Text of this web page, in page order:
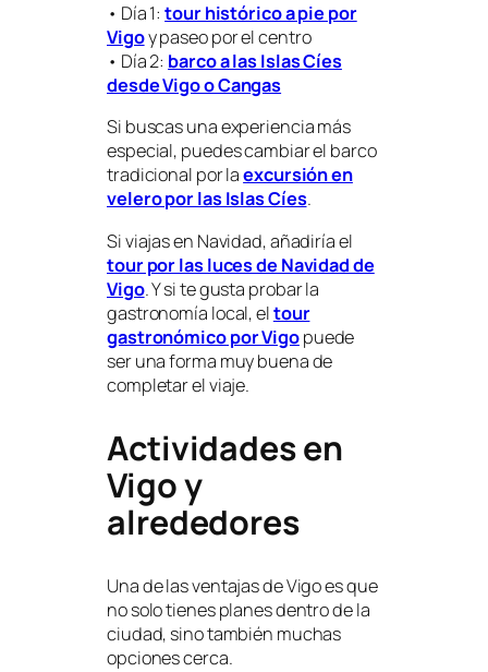
• Día 1:tour histórico a pie por
Vigoy paseo por el centro
• Día 2: barco a las Islas Cíes
desde Vigo o Cangas
Si buscas una experiencia más
especial, puedes cambiar el barco
tradicional por laexcursión en
velero por las Islas Cíes.
Si viajas en Navidad, añadiría el
tour por las luces de Navidad de
Vigo. Y si te gusta probar la
gastronomía local, eltour
gastronómico por Vigopuede
ser una forma muy buena de
completar el viaje.
Actividades en
Vigo y
alrededores
Una de las ventajas de Vigo es que
no solo tienes planes dentro de la
ciudad, sino también muchas
opciones cerca.